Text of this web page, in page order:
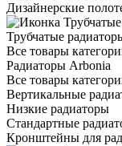
Дизайнерские
Трубчатые
Все товары
Радиаторы Arbonia
Все товары
Вертикальные
Низкие радиаторы
Стандартные
Кронштейны для